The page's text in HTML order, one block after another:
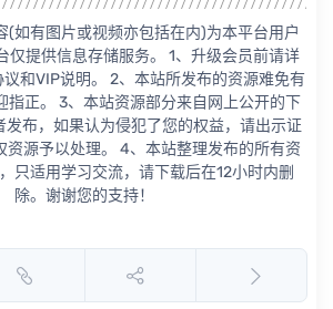
(如有图片或视频亦包括在内)为本平台用户
仅提供信息存储服务。 1、升级会员前请详
和VIP说明。 2、本站所发布的资源难免有
指正。 3、本站资源部分来自网上公开的下
发布，如果认为侵犯了您的权益，请出示证
资源予以处理。 4、本站整理发布的所有资
只适用学习交流，请下载后在12小时内删
除。谢谢您的支持！